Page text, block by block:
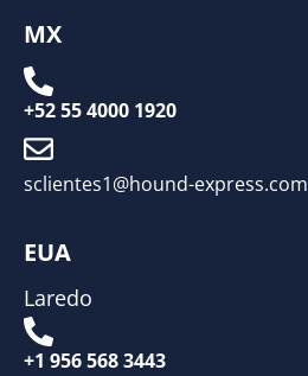
MX
+52 55 4000 1920
sclientes1@hound-express.com
EUA
Laredo
+1 956 568 3443